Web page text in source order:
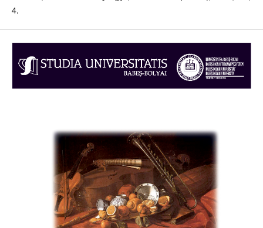
4.